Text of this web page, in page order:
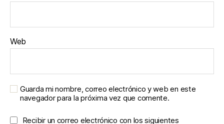
Web
Guarda mi nombre, correo electrónico y web en este
navegador para la próxima vez que comente.
Recibir un correo electrónico con los siguientes